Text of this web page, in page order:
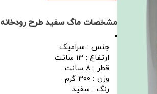
مشخصات ماگ سفید طرح رودخانه
جنس : سرامیک
ارتفاع : 13 سانت
قطر : 8 سانت
وزن : 300 گرم
رنگ : سفید